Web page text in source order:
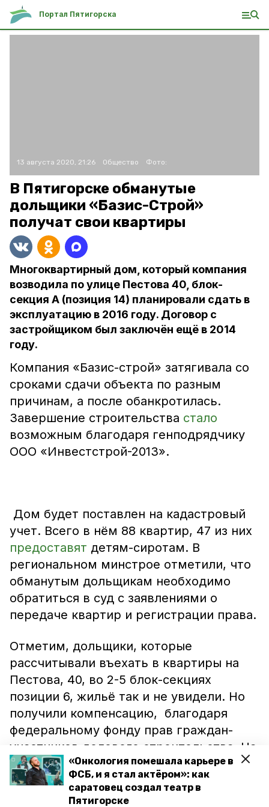
«Онкология помешала карьере в
ФСБ, и я стал актёром»: как
саратовец создал театр в
Пятигорске
Портал Пятигорска
13 августа 2020, 21:26 Общество Фото:
В Пятигорске обманутые
дольщики «Базис-Строй»
получат свои квартиры
Многоквартирный дом, который компания
возводила по улице Пестова 40, блок-
секция А (позиция 14) планировали сдать в
эксплуатацию в 2016 году. Договор с
застройщиком был заключён ещё в 2014
году.
Компания «Базис-строй» затягивала со
сроками сдачи объекта по разным
причинам, а после обанкротилась.
Завершение строительства стало
возможным благодаря генподрядчику
ООО «Инвестстрой-2013».
Дом будет поставлен на кадастровый
учет. Всего в нём 88 квартир, 47 из них
предоставят детям-сиротам. В
региональном минстрое отметили, что
обманутым дольщикам необходимо
обратиться в суд с заявлениями о
передаче квартир и регистрации права.
Отметим, дольщики, которые
рассчитывали въехать в квартиры на
Пестова, 40, во 2-5 блок-секциях
позиции 6, жильё так и не увидели. Но
получили компенсацию, благодаря
федеральному фонду прав граждан-
участников долевого строительства. На
выплаты было направлено 387
миллионов рублей.